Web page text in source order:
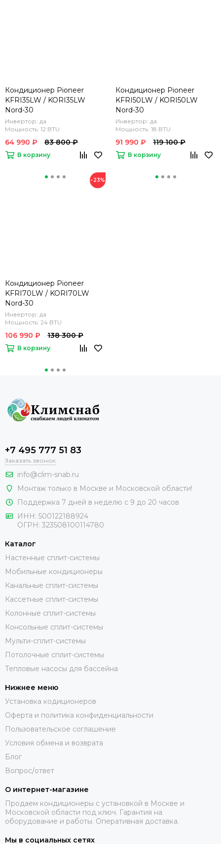
Кондиционер Pioneer
KFRI35LW / KORI35LW
Nord-30
Инвертор: да
Мощность: 12 BTU
64 990 ₽ 83 800 ₽
В корзину
Кондиционер Pioneer
KFRI50LW / KORI50LW
Nord-30
Инвертор: да
Мощность: 18 BTU
91 990 ₽ 119 100 ₽
В корзину
−23%
Кондиционер Pioneer
KFRI70LW / KORI70LW
Nord-30
Инвертор: да
Мощность: 24 BTU
106 990 ₽ 138 300 ₽
В корзину
+7 495 777 51 83
Заказать звонок
info@clim-snab.ru
Монтаж только в Москве и Московской области!
Поддержка 7 дней в неделю с 9 до 20 часов
ИНН: 500122188924
ОГРН: 323508100114780
Каталог
Настенные сплит-системы
Мобильные кондиционеры
Канальные сплит-системы
Кассетные сплит-системы
Колонные сплит-системы
Консольные сплит-системы
Мульти-сплит-системы
Потолочные сплит-системы
Тепловые насосы для бассейна
Нижнее меню
Установка кодиционеров
Оферта и политика конфиденциальности
Пользовательское соглашение
Условия обмена и возврата
Блог
Вопрос/ответ
О интернет-магазине
Продаем кондиционеры с установкой в Москве и
Московской области под ключ. Гарантия на
оборудование и работы. Оперативная доставка.
Мы в социальных сетях